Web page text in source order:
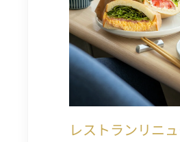
レストランリニ